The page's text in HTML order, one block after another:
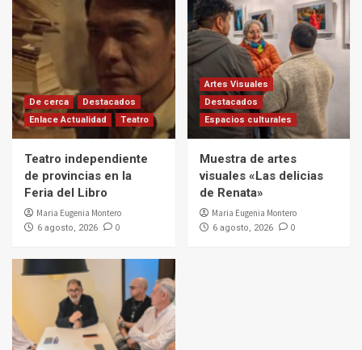
De cerca
Destacados
Enlace Actualidad
Teatro
Teatro independiente
de provincias en la
Feria del Libro
Maria Eugenia Montero
6 agosto, 2026 0
Artes Visuales
Destacados
Espacios culturales
Muestra de artes
visuales «Las delicias
de Renata»
Maria Eugenia Montero
6 agosto, 2026 0